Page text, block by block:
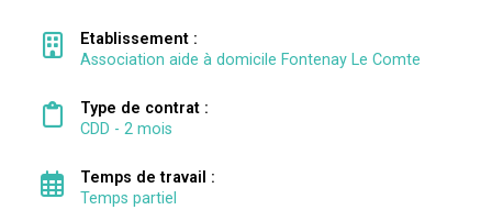
Etablissement :
Association aide à domicile Fontenay Le Comte
Type de contrat :
CDD - 2 mois
Temps de travail :
Temps partiel